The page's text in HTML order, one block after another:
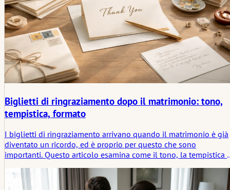
Biglietti di ringraziamento dopo il matrimonio: tono,
tempistica, formato
I biglietti di ringraziamento arrivano quando il matrimonio è già
diventato un ricordo, ed è proprio per questo che sono
importanti. Questo articolo esamina come il tono, la tempistica
ben ponderato spesso dica più di uno più lungo e ricercato.